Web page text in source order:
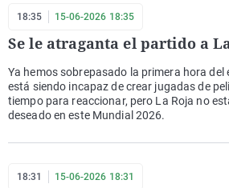
18:35 15-06-2026 18:35
Se le atraganta el partido a
Ya hemos sobrepasado la primera hora del
está siendo incapaz de crear jugadas de
tiempo para reaccionar, pero La Roja no
deseado en este Mundial 2026.
18:31 15-06-2026 18:31